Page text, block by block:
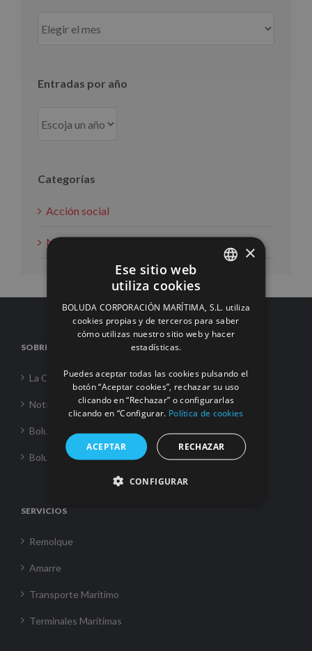
por
Entradas por año
Categorías
Acción social
Noticias
SOBRE NOSOTROS
La Corporación
Noticias
Boluda Towage
Boluda Shipping
SERVICIOS
Remolque
Amarre
Transporte Marítimo
Terminales Marítimas
ENGLISH
FRENCH
×
Ese sitio web
utiliza cookies
BOLUDA CORPORACIÓN MARÍTIMA, S.L. utiliza
cookies propias y de terceros para saber
cómo utilizas nuestro sitio web y hacer
estadísticas.
Puedes aceptar todas las cookies pulsando el
botón “Aceptar cookies”, rechazar su uso
clicando en “Rechazar” o configurarlas
clicando en “Configurar. Política de cookies
ACEPTAR RECHAZAR
CONFIGURAR